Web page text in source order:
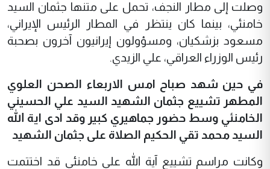
وصلت إلى مطار النجف، تحمل على متنها جثمان السيد
خامنئي، بينما كان ينتظر في المطار الرئيس الإيراني،
مسعود بزشكيان، ومسؤولون إيرانيون آخرون بصحبة
رئيس الوزراء العراقي، علي الزيدي.
في حين شهد صباح امس الاربعاء الصحن العلوي
المطهر تشييع جثمان الشهيد السيد علي الحسيني
الخامنئي وسط حضور جماهيري كبير وقد ادى اية الله
السيد محمد تقي الحكيم الصلاة على جثمان الشهيد
وكانت مراسم تشييع آية الله علي خامنئي قد اختتمت